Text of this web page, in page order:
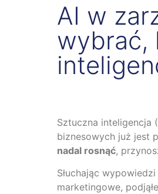
AI w
wybrać,
Sztuczna inteligencja
biznesowych już jest
nadal rosnąć,
Słuchając
marketingowe,